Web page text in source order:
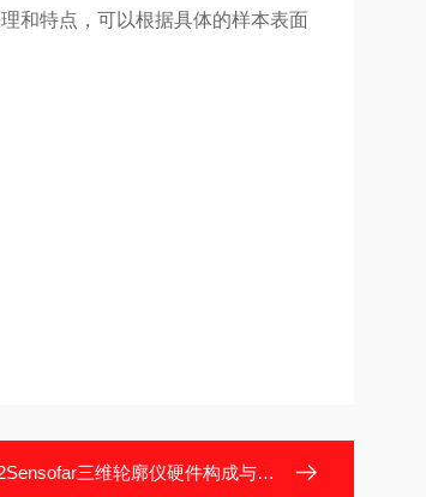
和特点，可以根据具体的样本表面
三维轮廓仪硬件构成与材料分析​